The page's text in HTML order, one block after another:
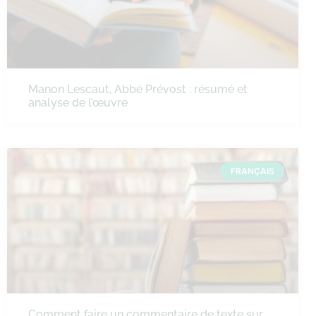
Manon Lescaut, Abbé Prévost : résumé et
analyse de l’œuvre
FRANÇAIS